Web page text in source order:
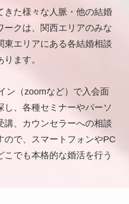
きた様々な人脈・他の結婚
クは、関西エリアのみな
東エリアにある各結婚相談
ます。
ン（zoomなど）で入会面
し、各種セミナーやパーソ
講、カウンセラーへの相談
ので、スマートフォンやPC
こでも本格的な婚活を行う